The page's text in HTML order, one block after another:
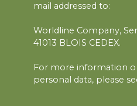
mail addressed to:
Worldline Company,
41013 BLOIS CEDEX.
For more information
personal data, please